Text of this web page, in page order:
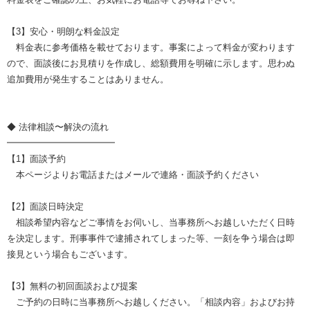
【3】安心・明朗な料金設定
料金表に参考価格を載せております。事案によって料金が変わります
ので、面談後にお見積りを作成し、総額費用を明確に示します。思わぬ
追加費用が発生することはありません。
◆ 法律相談〜解決の流れ
━━━━━━━━━━━━
【1】面談予約
本ページよりお電話またはメールで連絡・面談予約ください
【2】面談日時決定
相談希望内容などご事情をお伺いし、当事務所へお越しいただく日時
を決定します。刑事事件で逮捕されてしまった等、一刻を争う場合は即
接見という場合もございます。
【3】無料の初回面談および提案
ご予約の日時に当事務所へお越しください。「相談内容」およびお持